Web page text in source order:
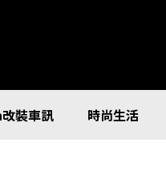
裝車訊 時尚生活